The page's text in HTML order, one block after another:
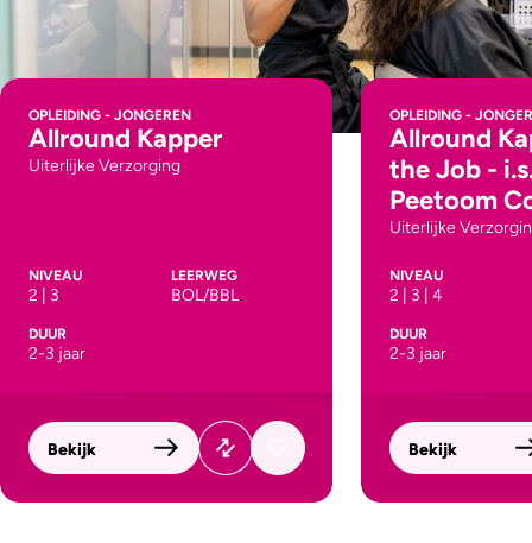
OPLEIDING - JONGEREN
Allround Kapper
Uiterlijke Verzorging
NIVEAU
2 | 3
LEERWEG
BOL/BBL
DUUR
2-3 jaar
Bekijk
OPLEIDING -
Allround
the Job -
Peetoom
Uiterlijke
NIVEAU
2 | 3 | 4
DUUR
2-3 jaar
Bekijk